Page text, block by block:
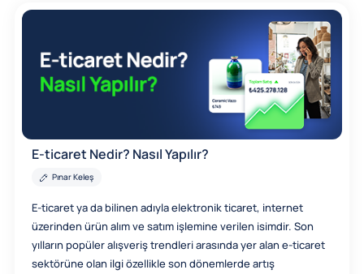
E-ticaret Nedir? Nasıl Yapılır?
Pınar Keleş
E-ticaret ya da bilinen adıyla elektronik ticaret, internet
üzerinden ürün alım ve satım işlemine verilen isimdir. Son
yılların popüler alışveriş trendleri arasında yer alan e-ticaret
sektörüne olan ilgi özellikle son dönemlerde artış